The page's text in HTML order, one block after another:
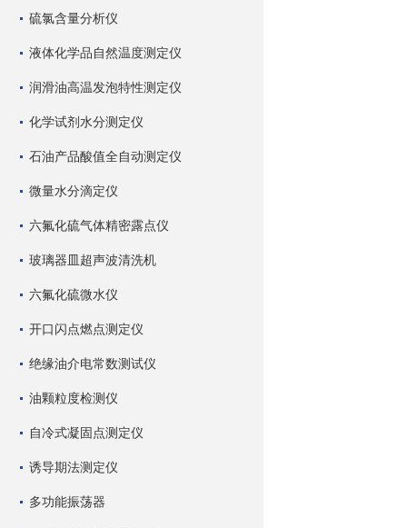
硫氯含量分析仪
液体化学品自然温度测定仪
润滑油高温发泡特性测定仪
化学试剂水分测定仪
石油产品酸值全自动测定仪
微量水分滴定仪
六氟化硫气体精密露点仪
玻璃器皿超声波清洗机
六氟化硫微水仪
开口闪点燃点测定仪
绝缘油介电常数测试仪
油颗粒度检测仪
自冷式凝固点测定仪
诱导期法测定仪
多功能振荡器